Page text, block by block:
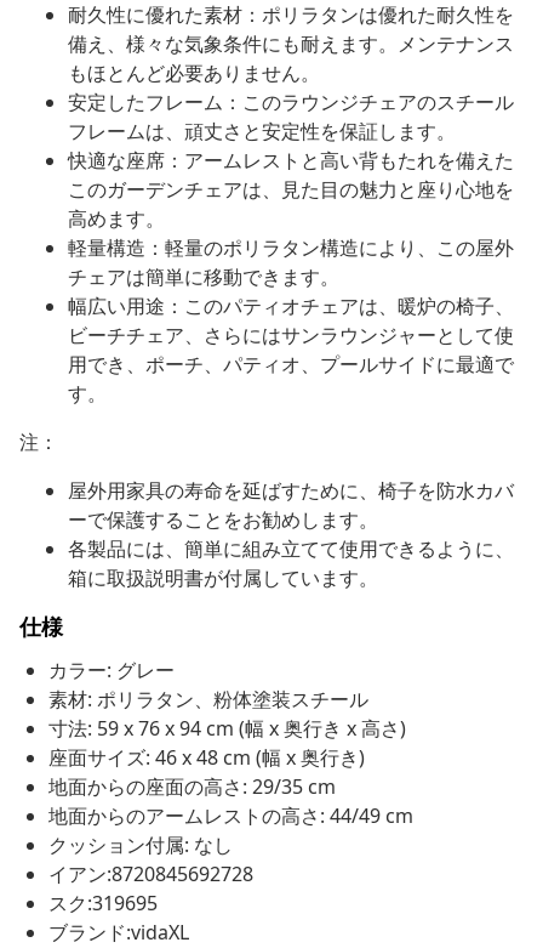
耐久性に優れた素材：ポリラタンは優れた耐久性を
備え、様々な気象条件にも耐えます。メンテナンス
もほとんど必要ありません。
安定したフレーム：このラウンジチェアのスチール
フレームは、頑丈さと安定性を保証します。
快適な座席：アームレストと高い背もたれを備えた
このガーデンチェアは、見た目の魅力と座り心地を
高めます。
軽量構造：軽量のポリラタン構造により、この屋外
チェアは簡単に移動できます。
幅広い用途：このパティオチェアは、暖炉の椅子、
ビーチチェア、さらにはサンラウンジャーとして使
用でき、ポーチ、パティオ、プールサイドに最適で
す。
注：
屋外用家具の寿命を延ばすために、椅子を防水カバ
ーで保護することをお勧めします。
各製品には、簡単に組み立てて使用できるように、
箱に取扱説明書が付属しています。
仕様
カラー: グレー
素材: ポリラタン、粉体塗装スチール
寸法: 59 x 76 x 94 cm (幅 x 奥行き x 高さ)
座面サイズ: 46 x 48 cm (幅 x 奥行き)
地面からの座面の高さ: 29/35 cm
地面からのアームレストの高さ: 44/49 cm
クッション付属: なし
イアン:8720845692728
スク:319695
ブランド:vidaXL